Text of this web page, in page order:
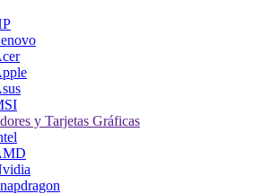
y Tarjetas Gráficas